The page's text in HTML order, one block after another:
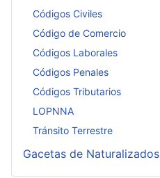
Códigos Civiles
Código de Comercio
Códigos Laborales
Códigos Penales
Códigos Tributarios
LOPNNA
Tránsito Terrestre
Gacetas de Naturalizados